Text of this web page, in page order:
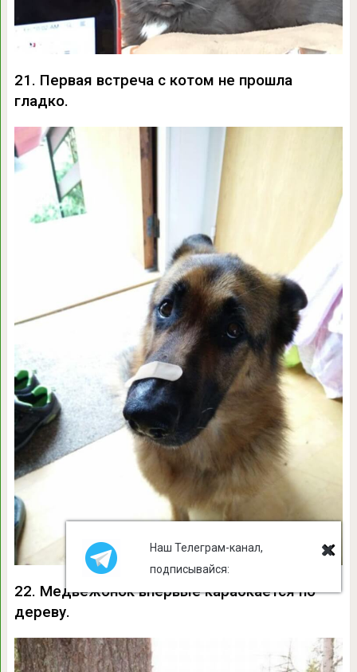
21. Первая встреча с котом не прошла
гладко.
22. Медвежонок впервые карабкается по
дереву.
Наш Телеграм-канал,
подписывайся: